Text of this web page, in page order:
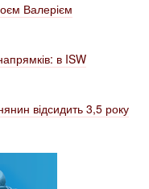
Валерієм
в ISW
відсидить 3,5 року